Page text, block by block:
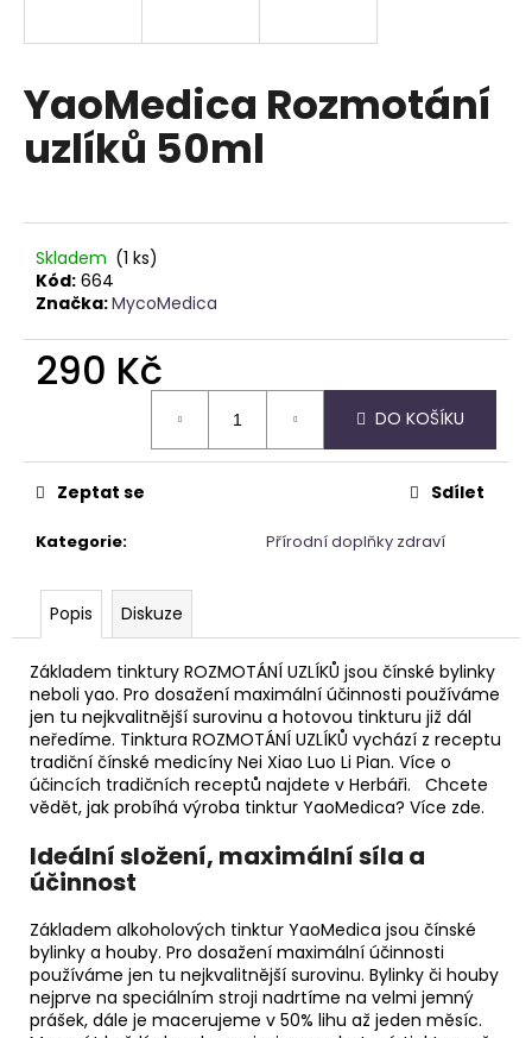
YaoMedica Rozmotání
uzlíků 50ml
Skladem (1 ks)
Kód: 664
Značka:MycoMedica
290 Kč
DO KOŠÍKU
Kategorie: Přírodní doplňky zdraví
Zeptat se Sdílet
Popis Diskuze
Základem tinktury ROZMOTÁNÍ UZLÍKŮ jsou čínské bylinky
neboli yao. Pro dosažení maximální účinnosti používáme
jen tu nejkvalitnější surovinu a hotovou tinkturu již dál
neředíme. Tinktura ROZMOTÁNÍ UZLÍKŮ vychází z receptu
tradiční čínské medicíny Nei Xiao Luo Li Pian. Více o
účincích tradičních receptů najdete v Herbáři. Chcete
vědět, jak probíhá výroba tinktur YaoMedica? Více zde.
Ideální složení, maximální síla a
účinnost
Základem alkoholových tinktur YaoMedica jsou čínské
bylinky a houby. Pro dosažení maximální účinnosti
používáme jen tu nejkvalitnější surovinu. Bylinky či houby
nejprve na speciálním stroji nadrtíme na velmi jemný
prášek, dále je macerujeme v 50% lihu až jeden měsíc.
í
t
?
D
o
č
m
e
PARFÉMOVÁ
VODA
-
ZAHRA
ARABIA
AYAT
100ML
290
Kč